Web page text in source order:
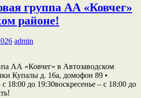
группа АА «Ковчег»
районе!
admin
АА «Ковчег» в Автозаводском
Купалы д. 16а, домофон 89 •
18:00 до 19:30воскресенье – с 18:00 до